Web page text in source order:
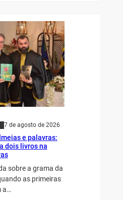
7 de agosto de 2026
e palavras:
dois livros na
sobre a grama da
as primeiras
a…